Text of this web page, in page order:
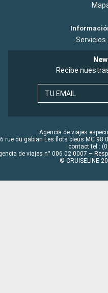
Servicios
Recibe
TU EMAIL
Agencia de viajes
rue du gabian Les flots bleus MC 98
contact tel :
de viajes n° 006 02 0007 –
© CRUISELINE